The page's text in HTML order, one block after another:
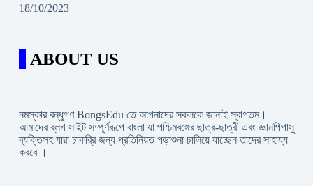
18/10/2023
ABOUT US
নমস্কার বন্ধুগণ BongsEdu তে আপনাদের সকলকে জানাই স্বাগতম।
আমাদের ব্লগ সাইট সম্পূর্ণরূপে বাংলা যা পশ্চিমবঙ্গের ছাত্র-ছাত্রী এবং জ্ঞানপিপাসু
ব্যক্তিসহ যারা চাকরি্র জন্য প্রতিনিয়ত পড়াশুনা চালিয়ে যাচ্ছেন তাদের সাহায্য
করবে ।